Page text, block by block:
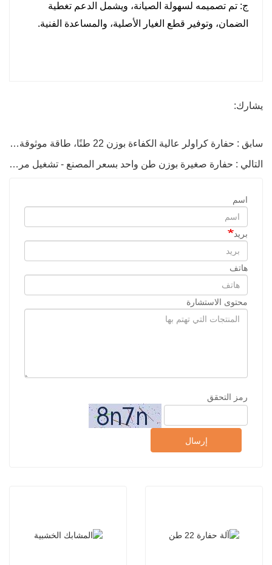
ج: تم تصميمه لسهولة الصيانة، ويشمل الدعم تغطية
الضمان، وتوفير قطع الغيار الأصلية، والمساعدة الفنية.
يشارك:
سابق : حفارة كراولر عالية الكفاءة بوزن 22 طنًا، طاقة موثوقة وتكلفة أقل
التالي : حفارة صغيرة بوزن طن واحد بسعر المصنع - تشغيل مرن وكفاءة عالية.
اسم
بريد
هاتف
محتوى الاستشارة
رمز التحقق
إرسال